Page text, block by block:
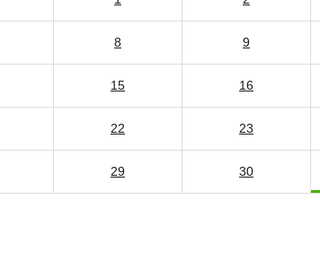
8 9
15 16
22 23
29 30